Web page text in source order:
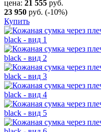
цена: 21 555 руб.
23 950 руб. (-10%)
Купить